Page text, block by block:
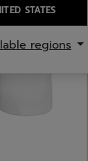
STATES
regions